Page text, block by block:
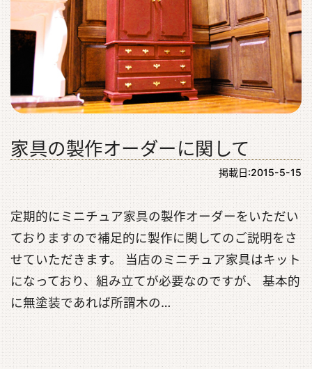
家具の製作オーダーに関して
掲載日:2015-5-15
定期的にミニチュア家具の製作オーダーをいただい
ておりますので補足的に製作に関してのご説明をさ
せていただきます。 当店のミニチュア家具はキット
になっており、組み立てが必要なのですが、 基本的
に無塗装であれば所謂木の…